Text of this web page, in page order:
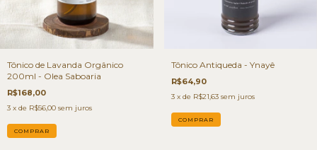
Tônico de Lavanda Orgânico
200ml - Olea Saboaria
R$168,00
3 x de R$56,00 sem juros
Tônico Antiqueda - Ynayê
R$64,90
3 x de R$21,63 sem juros